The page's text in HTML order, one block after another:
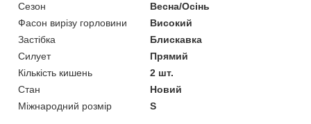
Сезон
Весна/Осінь
Фасон вирізу горловини
Високий
Застібка
Блискавка
Силует
Прямий
Кількість кишень
2 шт.
Стан
Новий
Міжнародний розмір
S